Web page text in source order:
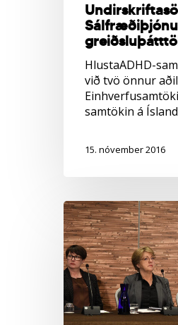
HlustaADHD-
við tvö önnur
samtökin á
15. nóvember 2016
Vannýttur
mannauður
–
atvinnumál
fólks
með
skerta
starfsgetu